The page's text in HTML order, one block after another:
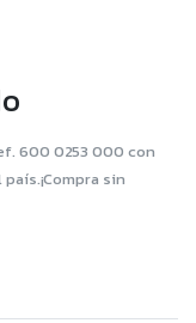
600 0253 000 con
sin